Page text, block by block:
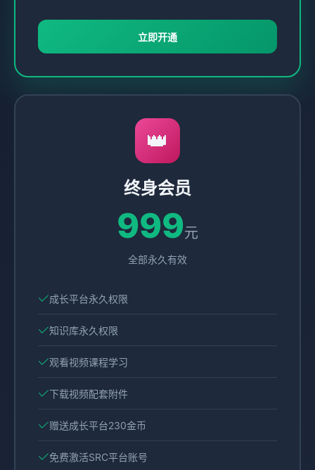
立即开通
👑
终身会员
999元
全部永久有效
成长平台永久权限
知识库永久权限
观看视频课程学习
下载视频配套附件
赠送成长平台230金币
免费激活SRC平台账号